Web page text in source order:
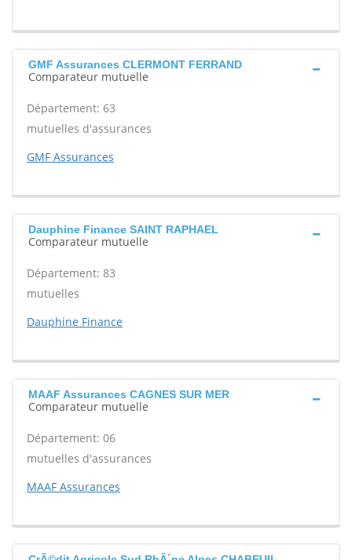
GMF Assurances CLERMONT FERRAND
Comparateur mutuelle
Département: 63
mutuelles d'assurances
GMF Assurances
Dauphine Finance SAINT RAPHAEL
Comparateur mutuelle
Département: 83
mutuelles
Dauphine Finance
MAAF Assurances CAGNES SUR MER
Comparateur mutuelle
Département: 06
mutuelles d'assurances
MAAF Assurances